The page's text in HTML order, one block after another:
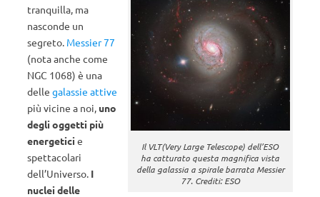
Il VLT(Very Large Telescope) dell’ESO
ha catturato questa magnifica vista
della galassia a spirale barrata Messier
77. Crediti: ESO
tranquilla, ma
nasconde un
segreto. Messier 77
(nota anche come
NGC 1068) è una
delle galassie attive
più vicine a noi, uno
degli oggetti più
energetici e
spettacolari
dell’Universo. I
nuclei delle